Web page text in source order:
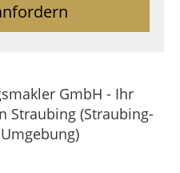
GmbH - Ihr
Straubing (Straubing-